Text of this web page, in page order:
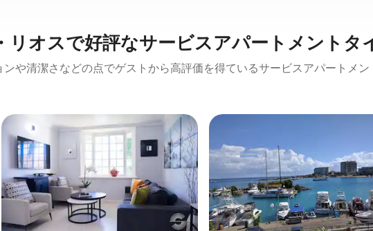
リオスで好評なサービスアパートメントタ
ンや清潔さなどの点でゲストから高評価を得ているサービスアパートメ